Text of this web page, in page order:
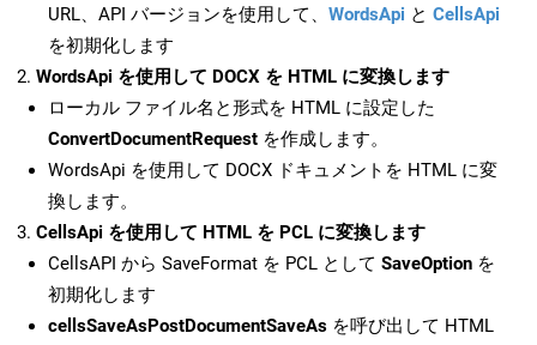
URL、API バージョンを使用して、 WordsApi と CellsApi
を初期化します
WordsApi を使用して DOCX を HTML に変換します
ローカル ファイル名と形式を HTML に設定した
ConvertDocumentRequest を作成します。
WordsApi を使用して DOCX ドキュメントを HTML に変
換します。
CellsApi を使用して HTML を PCL に変換します
CellsAPI から SaveFormat を PCL として SaveOption を
初期化します
cellsSaveAsPostDocumentSaveAs を呼び出して HTML